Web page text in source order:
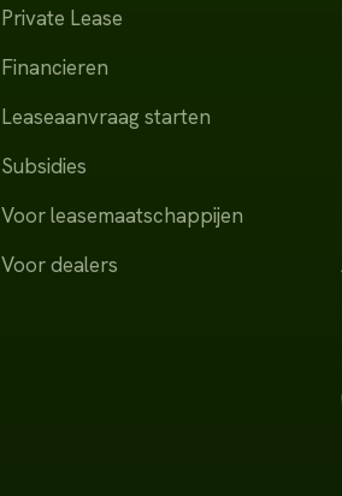
Private Lease
Financieren
Leaseaanvraag starten
Subsidies
Voor leasemaatschappijen
Voor dealers